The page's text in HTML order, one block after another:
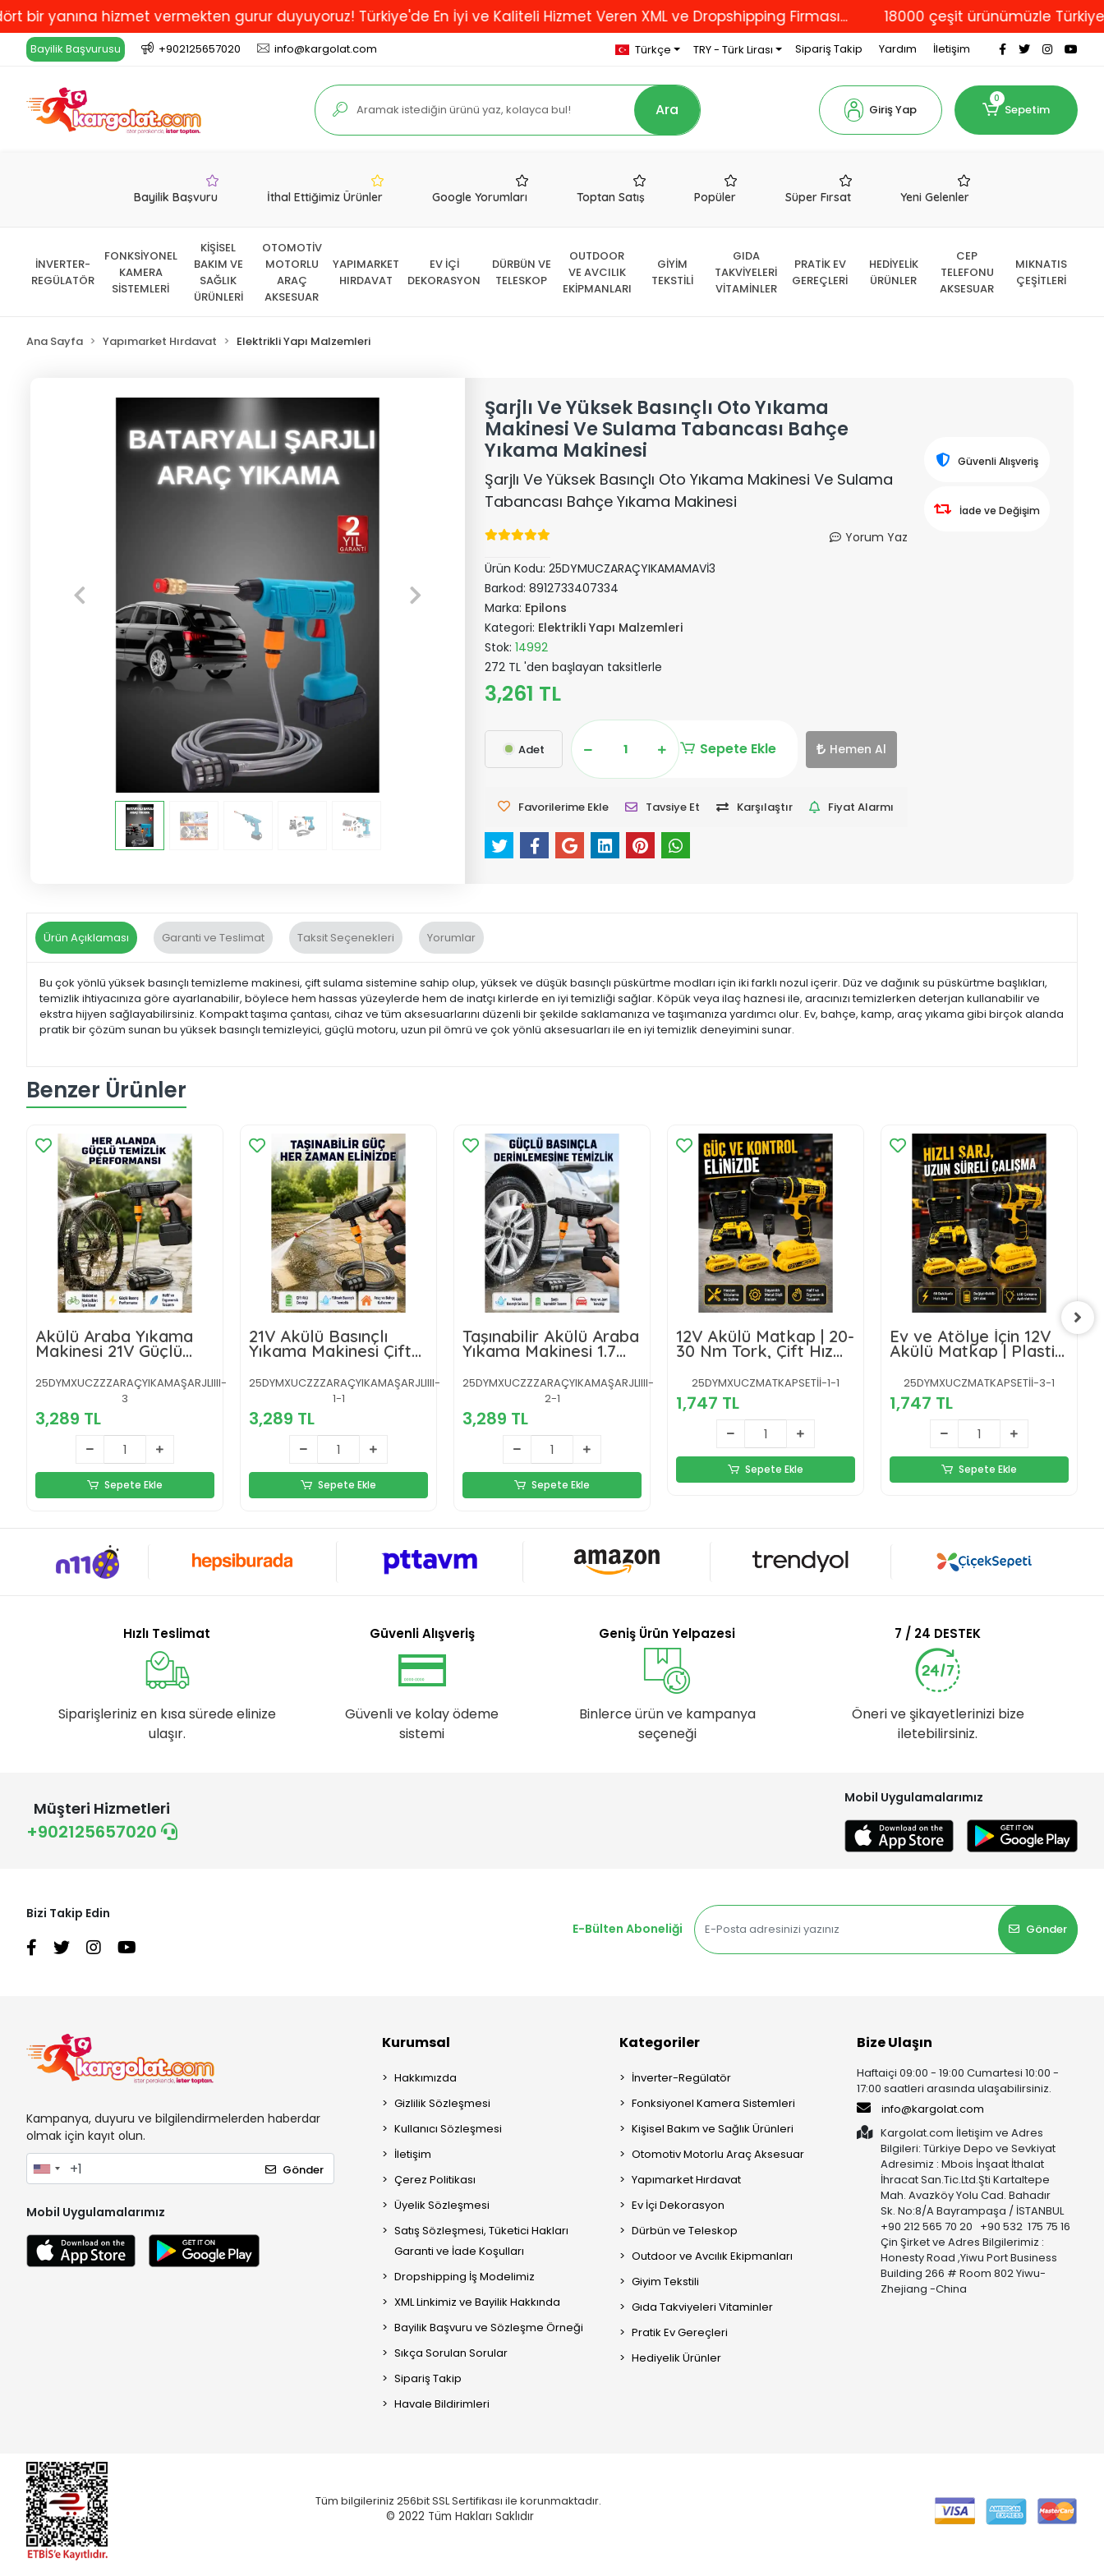
hizmet vermekten gurur duyuyoruz! Türkiye'de En İyi ve Kaliteli Hizmet Veren XML ve Dropshipping Firması... 18000 çeşit ürünümüzle Türkiye'nin
Bayilik Başvurusu +902125657020 info@kargolat.com Türkçe TRY - Türk Lirası Sipariş Takip Yardım İletişim
Ara Giriş Yap
0
Sepetim
Bayilik Başvuru İthal Ettiğimiz Ürünler Google Yorumları Toptan Satış Popüler Süper Fırsat Yeni Gelenler
İNVERTER-
REGÜLATÖR
FONKSİYONEL
KAMERA
SİSTEMLERİ
KİŞİSEL
BAKIM VE
SAĞLIK
ÜRÜNLERİ
OTOMOTİV
MOTORLU
ARAÇ
AKSESUAR
YAPIMARKET
HIRDAVAT
EV İÇİ
DEKORASYON
DÜRBÜN VE
TELESKOP
OUTDOOR
VE AVCILIK
EKİPMANLARI
GİYİM
TEKSTİLİ
GIDA
TAKVİYELERİ
VİTAMİNLER
PRATİK EV
GEREÇLERİ
HEDİYELİK
ÜRÜNLER
CEP
TELEFONU
AKSESUAR
MIKNATIS
ÇEŞİTLERİ
Ana Sayfa Yapımarket Hırdavat Elektrikli Yapı Malzemleri
Şarjlı Ve Yüksek Basınçlı Oto Yıkama
Makinesi Ve Sulama Tabancası Bahçe
Yıkama Makinesi
Şarjlı Ve Yüksek Basınçlı Oto Yıkama Makinesi Ve Sulama
Tabancası Bahçe Yıkama Makinesi
Yorum Yaz
Ürün Kodu:25DYMUCZARAÇYIKAMAMAVİ3
Barkod:8912733407334
Marka: Epilons
Kategori: Elektrikli Yapı Malzemleri
Stok:14992
272 TL 'den başlayan taksitlerle
3,261 TL
Adet Sepete Ekle Hemen Al
Favorilerime Ekle Tavsiye Et Karşılaştır Fiyat Alarmı
Güvenli Alışveriş
İade ve Değişim
Ürün Açıklaması Garanti ve Teslimat Taksit Seçenekleri Yorumlar
Bu çok yönlü yüksek basınçlı temizleme makinesi, çift sulama sistemine sahip olup, yüksek ve düşük basınçlı püskürtme modları için iki farklı nozul içerir. Düz ve dağınık su püskürtme başlıkları,
temizlik ihtiyacınıza göre ayarlanabilir, böylece hem hassas yüzeylerde hem de inatçı kirlerde en iyi temizliği sağlar. Köpük veya ilaç haznesi ile, aracınızı temizlerken deterjan kullanabilir ve
ekstra hijyen sağlayabilirsiniz. Kompakt taşıma çantası, cihaz ve tüm aksesuarlarını düzenli bir şekilde saklamanıza ve taşımanıza yardımcı olur. Ev, bahçe, kamp, araç yıkama gibi birçok alanda
pratik bir çözüm sunan bu yüksek basınçlı temizleyici, güçlü motoru, uzun pil ömrü ve çok yönlü aksesuarları ile en iyi temizlik deneyimini sunar.
Benzer Ürünler
Akülü Araba Yıkama
Makinesi 21V Güçlü
Basınçlı ve Çift Akülü
Taşınabilir
25DYMXUCZZZARAÇYIKAMAŞARJLIIII-
3
3,289 TL
Sepete Ekle
21V Akülü Basınçlı
Yıkama Makinesi Çift
Akülü ve Hızlı Şarj
Özellikli
25DYMXUCZZZARAÇYIKAMAŞARJLIIII-
1-1
3,289 TL
Sepete Ekle
Taşınabilir Akülü Araba
Yıkama Makinesi 1.7
Ergonomik Tasarımlı
25DYMXUCZZZARAÇYIKAMAŞARJLIIII-
2-1
3,289 TL
Sepete Ekle
12V Akülü Matkap | 20-
30 Nm Tork, Çift Hız
Ayarı ve LED Işık
25DYMXUCZMATKAPSETİİ-1-1
1,747 TL
Sepete Ekle
Ev ve Atölye İçin 12V
Akülü Matkap | Plastik
Mandren ve Metal
Şanzıman
25DYMXUCZMATKAPSETİİ-3-1
1,747 TL
Sepete Ekle
Hızlı Teslimat
Siparişleriniz en kısa sürede elinize
ulaşır.
Güvenli Alışveriş
Güvenli ve kolay ödeme
sistemi
Geniş Ürün Yelpazesi
Binlerce ürün ve kampanya
seçeneği
7 / 24 DESTEK
Öneri ve şikayetlerinizi bize
iletebilirsiniz.
Müşteri Hizmetleri
+902125657020
Mobil Uygulamalarımız
Bizi Takip Edin
E-Bülten Aboneliği
Gönder
Kampanya, duyuru ve bilgilendirmelerden haberdar
olmak için kayıt olun.
Gönder
Mobil Uygulamalarımız
Kurumsal
Hakkımızda
Gizlilik Sözleşmesi
Kullanıcı Sözleşmesi
İletişim
Çerez Politikası
Üyelik Sözleşmesi
Satış Sözleşmesi, Tüketici Hakları
Garanti ve İade Koşulları
Dropshipping İş Modelimiz
XML Linkimiz ve Bayilik Hakkında
Bayilik Başvuru ve Sözleşme Örneği
Sıkça Sorulan Sorular
Sipariş Takip
Havale Bildirimleri
Kategoriler
İnverter-Regülatör
Fonksiyonel Kamera Sistemleri
Kişisel Bakım ve Sağlık Ürünleri
Otomotiv Motorlu Araç Aksesuar
Yapımarket Hırdavat
Ev İçi Dekorasyon
Dürbün ve Teleskop
Outdoor ve Avcılık Ekipmanları
Giyim Tekstili
Gıda Takviyeleri Vitaminler
Pratik Ev Gereçleri
Hediyelik Ürünler
Bize Ulaşın
Haftaiçi 09:00 - 19:00 Cumartesi 10:00 -
17:00 saatleri arasında ulaşabilirsiniz.
info@kargolat.com
Kargolat.com İletişim ve Adres
Bilgileri: Türkiye Depo ve Sevkiyat
Adresimiz : Mbois İnşaat İthalat
İhracat San.Tic.Ltd.Şti Kartaltepe
Mah. Avazköy Yolu Cad. Bahadır
Sk. No:8/A Bayrampaşa / İSTANBUL
+90 212 565 70 20 +90 532 175 75 16
Çin Şirket ve Adres Bilgilerimiz :
Honesty Road ,Yiwu Port Business
Building 266 # Room 802 Yiwu-
Zhejiang -China
Tüm bilgileriniz 256bit SSL Sertifikası ile korunmaktadır.
© 2022 Tüm Hakları Saklıdır